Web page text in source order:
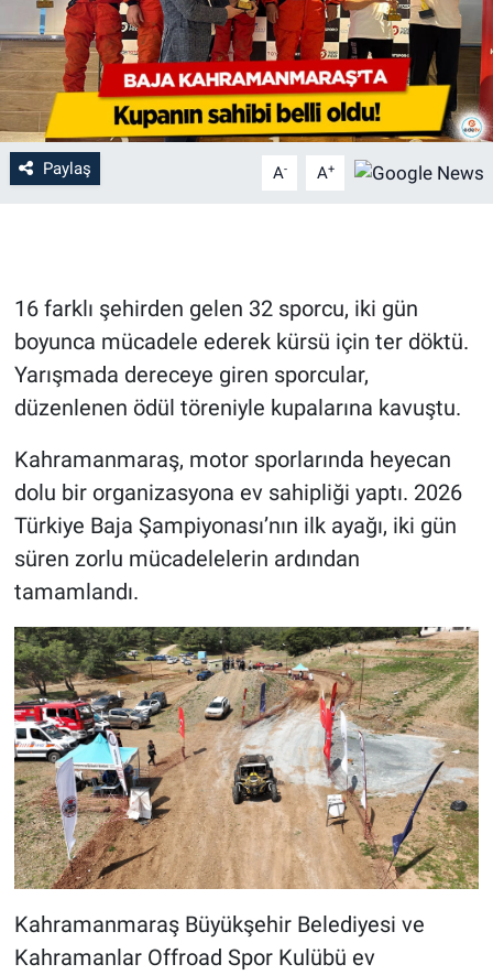
Paylaş A- A+
16 farklı şehirden gelen 32 sporcu, iki gün
boyunca mücadele ederek kürsü için ter döktü.
Yarışmada dereceye giren sporcular,
düzenlenen ödül töreniyle kupalarına kavuştu.
Kahramanmaraş, motor sporlarında heyecan
dolu bir organizasyona ev sahipliği yaptı. 2026
Türkiye Baja Şampiyonası’nın ilk ayağı, iki gün
süren zorlu mücadelelerin ardından
tamamlandı.
Kahramanmaraş Büyükşehir Belediyesi ve
Kahramanlar Offroad Spor Kulübü ev